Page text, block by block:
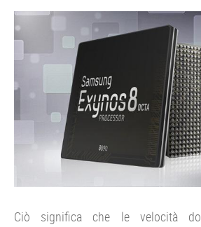
Ciò significa che le velocità